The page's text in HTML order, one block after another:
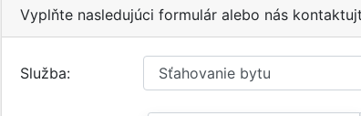
Vyplňte nasledujúci formulár alebo nás
Služba